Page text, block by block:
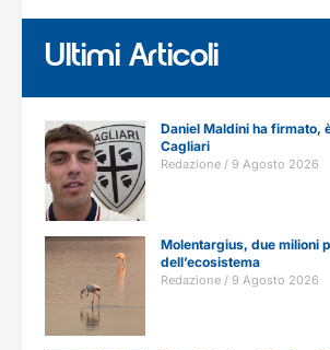
Ultimi Articoli
Daniel Maldini ha firmato,
Cagliari
Redazione 9 Agosto 2026
Molentargius, due milioni
dell’ecosistema
Redazione 9 Agosto 2026